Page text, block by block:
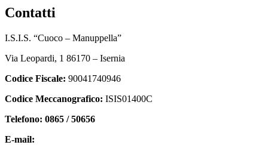
contatti
I.S.I.S. “Cuoco – Manuppella”
Via Leopardi, 1 86170 – Isernia
Codice Fiscale: 90041740946
Codice Meccanografico: ISIS01400C
Telefono: 0865 / 50656
E-mail: